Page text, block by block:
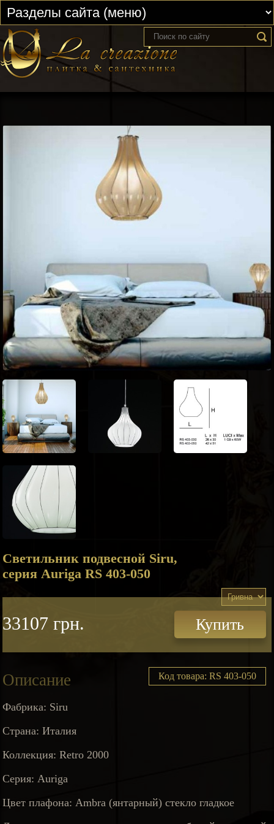
Светильник подвесной Siru,
серия Auriga RS 403-050
33107 грн. Купить
Описание Код товара: RS 403-050
Фабрика: Siru
Страна: Италия
Коллекция: Retro 2000
Серия: Auriga
Цвет плафона: Ambra (янтарный) стекло гладкое